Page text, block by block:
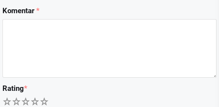
Komentar*
Rating*
5
4
3
2